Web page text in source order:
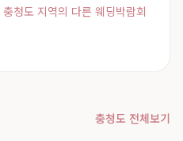
충청도 지역의 다른 웨딩박람회
충청도 전체보기